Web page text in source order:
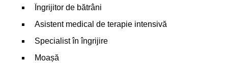
Îngrijitor de bătrâni
Asistent medical de terapie intensivă
Specialist în îngrijire
Moașă